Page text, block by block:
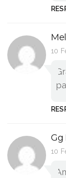
10
Gg
10